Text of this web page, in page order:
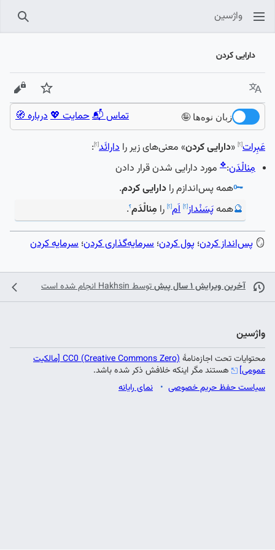
واژسین
دارایی کردن
زبان پیگیری
زبان نوه‌ها 🤪 تماس 📬حمایت 💖درباره 🧭
عَبِرات[؟] «دارایی کردن» معنی‌های زیر را دارائَد[؟]:
مِنالْدَن:
❖ مورد دارایی شدن قرار دادن
🗝️همه پس‌اندازم را دارایی کردم.
🔮همهپَسَنْداز[؟] اَم[؟] را مِنالْدَم؟.
🪞 پس‌انداز کردن؛ پول کردن؛ سرمایه‌گذاری کردن؛ سرمایه کردن
آخرین ویرایش ۱ سال پیش توسطHakhsinانجام شده است
واژسین
محتوایات تحت اجازه‌نامهٔ
CC0 (Creative Commons Zero) [مالکیت
عمومی]
هستند مگر اینکه خلافش ذکر شده باشد.
سیاست حفظ حریم خصوصی
نمای رایانه